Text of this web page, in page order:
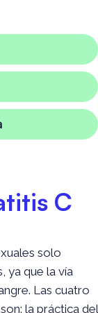
C
solo
ya que la vía
Las cuatro
la práctica del